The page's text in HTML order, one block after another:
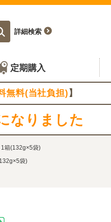
詳細検索
定期購入
無料(当社負担) 】
なりました
箱(132g×5袋)
袋)